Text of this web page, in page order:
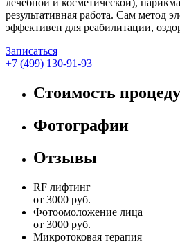
результативная работа. Сам метод
эффективен для реабилитации,
Записаться
+7 (499) 130-91-93
Стоимость
Фотографии
Отзывы
RF лифтинг
от 3000 руб.
Фотоомоложение лица
от 3000 руб.
Микротоковая терапия